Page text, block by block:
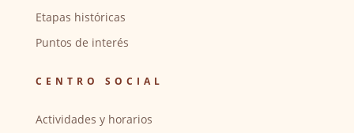
Etapas históricas
Puntos de interés
CENTRO SOCIAL
Actividades y horarios